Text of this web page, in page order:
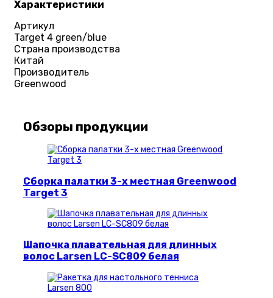
Характеристики
Артикул
Target 4 green/blue
Страна производства
Китай
Производитель
Greenwood
Обзоры продукции
Сборка палатки 3-х местная Greenwood
Target 3
Шапочка плавательная для длинных
волос Larsen LC-SC809 белая